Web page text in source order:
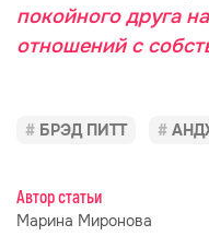
покойного друга
отношений с
БРЭД ПИТТ
Автор статьи
Марина Миронова